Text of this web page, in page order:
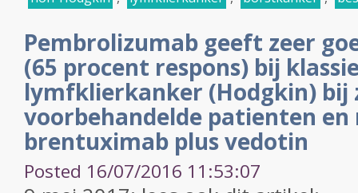
Pembrolizumab geeft zeer
(65 procent respons) bij
lymfklierkanker (Hodgkin) bij
voorbehandelde patienten en
brentuximab plus vedotin
Posted 16/07/2016 11:53:07